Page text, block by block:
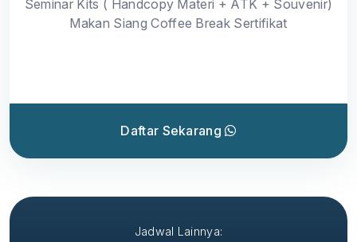
Seminar Kits ( Handcopy Materi + ATK + Souvenir)
Makan Siang Coffee Break Sertifikat
Daftar Sekarang
Jadwal Lainnya: